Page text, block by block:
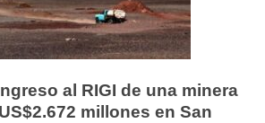
al RIGI de una minera
millones en San